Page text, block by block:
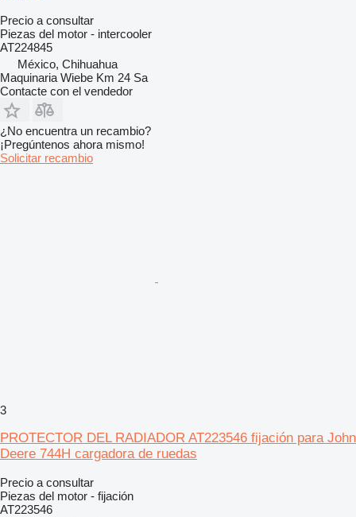
Precio a consultar
Piezas del motor - intercooler
AT224845
México, Chihuahua
Maquinaria Wiebe Km 24 Sa
Contacte con el vendedor
¿No encuentra un recambio?
¡Pregúntenos ahora mismo!
Solicitar recambio
3
PROTECTOR DEL RADIADOR AT223546 fijación para John
Deere 744H cargadora de ruedas
Precio a consultar
Piezas del motor - fijación
AT223546